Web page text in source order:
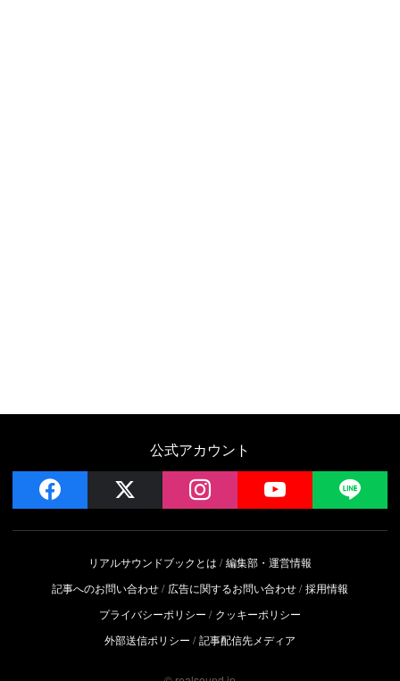
公式アカウント
facebook instagram YouTube
リアルサウンドブックとは
編集部・運営情報
記事へのお問い合わせ
広告に関するお問い合わせ 採用情報
プライバシーポリシー
クッキーポリシー
外部送信ポリシー
記事配信先メディア